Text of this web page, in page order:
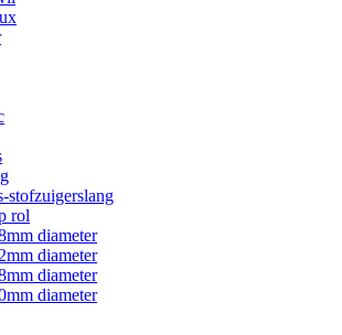
stofzuigerslang
rol
diameter
diameter
diameter
diameter